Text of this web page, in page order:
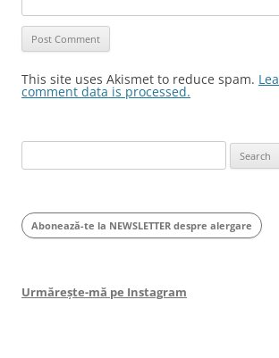
This site uses Akismet to reduce spam.
comment data is processed.
for:
Abonează-te la NEWSLETTER despre alergare
Urmărește-mă pe Instagram